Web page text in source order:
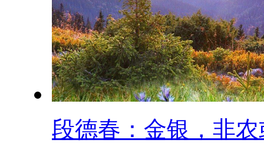
段德春：金银，非农